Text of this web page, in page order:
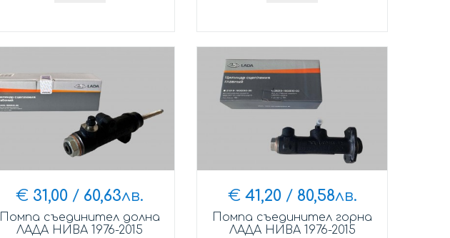
€ 31,00 / 60,63лв.
Помпа съединител долна
ЛАДА НИВА 1976-2015
€ 41,20/ 80,58лв.
Помпа съединител горна
ЛАДА НИВА 1976-2015